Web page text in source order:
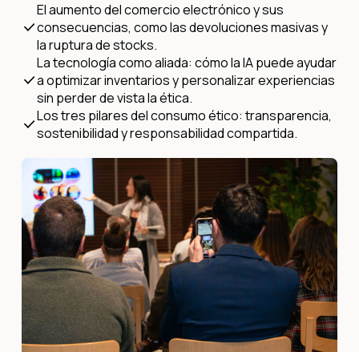
El aumento del comercio electrónico y sus
consecuencias, como las devoluciones masivas y
la ruptura de stocks.
La tecnología como aliada: cómo la IA puede ayudar
a optimizar inventarios y personalizar experiencias
sin perder de vista la ética.
Los tres pilares del consumo ético: transparencia,
sostenibilidad y responsabilidad compartida.